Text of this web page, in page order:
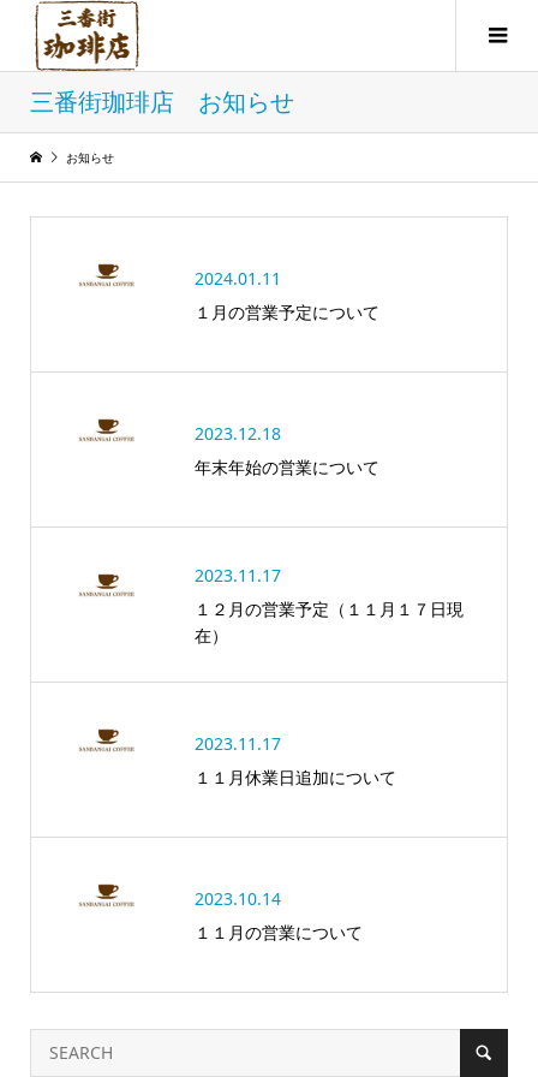
三番街珈琲店 お知らせ
お知らせ
2024.01.11
１月の営業予定について
2023.12.18
年末年始の営業について
2023.11.17
１２月の営業予定（１１月１７日現
在）
2023.11.17
１１月休業日追加について
2023.10.14
１１月の営業について